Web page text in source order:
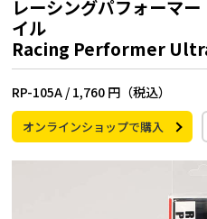
レーシングパフォーマ
イル
Racing Performer
RP-105A / 1,760 円（税込）
オンラインショップで購入